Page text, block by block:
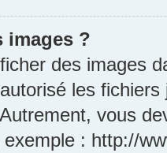
images ?
des images
les
vous
: http://